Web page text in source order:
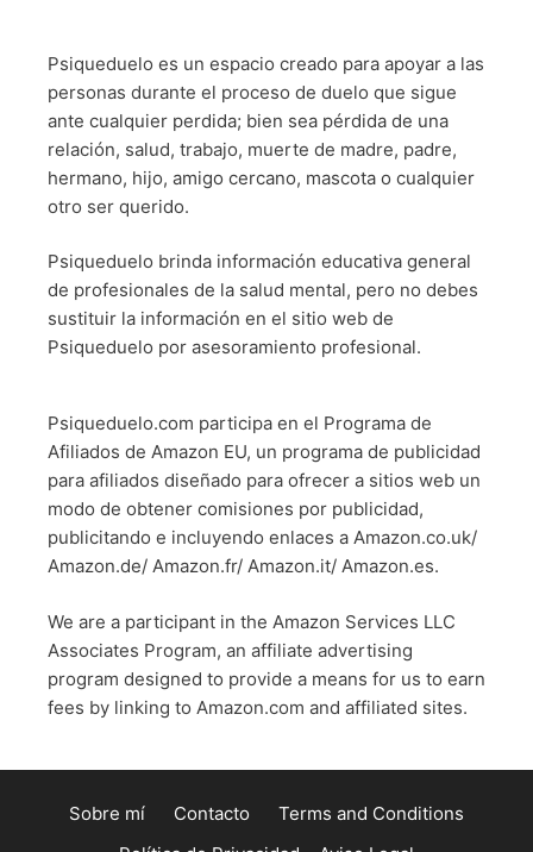
Psiqueduelo es un espacio creado para apoyar a las
personas durante el proceso de duelo que sigue
ante cualquier perdida; bien sea pérdida de una
relación, salud, trabajo, muerte de madre, padre,
hermano, hijo, amigo cercano, mascota o cualquier
otro ser querido.
Psiqueduelo brinda información educativa general
de profesionales de la salud mental, pero no debes
sustituir la información en el sitio web de
Psiqueduelo por asesoramiento profesional.
Psiqueduelo.com participa en el Programa de
Afiliados de Amazon EU, un programa de publicidad
para afiliados diseñado para ofrecer a sitios web un
modo de obtener comisiones por publicidad,
publicitando e incluyendo enlaces a Amazon.co.uk/
Amazon.de/ Amazon.fr/ Amazon.it/ Amazon.es.
We are a participant in the Amazon Services LLC
Associates Program, an affiliate advertising
program designed to provide a means for us to earn
fees by linking to Amazon.com and affiliated sites.
Sobre mí Contacto
Terms and Conditions